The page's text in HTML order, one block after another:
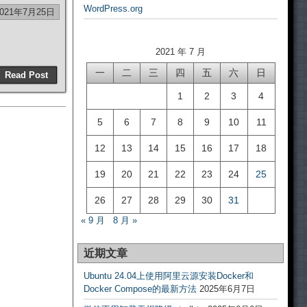
年7月25日
Read Post
WordPress.org
2021 年 7 月
一 二 三 四 五 六 日
1 2 3 4
5 6 7 8 9 10 11
12 13 14 15 16 17 18
19 20 21 22 23 24 25
26 27 28 29 30 31
« 9 月 8 月 »
近期文章
Ubuntu 24.04上使用阿里云源安装Docker和
Docker Compose的最新方法 2025年6月7日